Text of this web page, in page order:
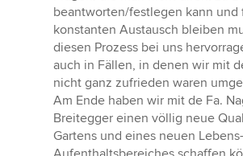
beantworten/festlegen kann und
konstanten Austausch bleiben
diesen Prozess bei uns
auch in Fällen, in denen wir mit
nicht ganz zufrieden waren
Am Ende haben wir mit de Fa.
Breitegger einen völlig neue
Gartens und eines neuen